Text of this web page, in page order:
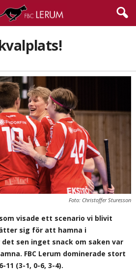
Foto: Christoffer Sturesson
visade ett scenario vi blivit
sig för att hamna i
sen inget snack om saken var
FBC Lerum dominerade stort
(3-1, 0-6, 3-4).